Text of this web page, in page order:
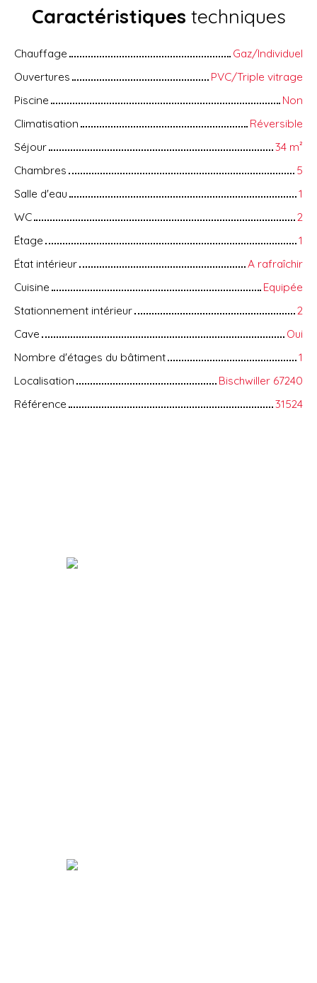
Caractéristiques techniques
Chauffage
Gaz/Individuel
Ouvertures
PVC/Triple vitrage
Piscine
Non
Climatisation
Réversible
Séjour
34 m²
Chambres
5
Salle d'eau
1
WC
2
Étage
1
État intérieur
A rafraîchir
Cuisine
Equipée
Stationnement intérieur
2
Cave
Oui
Nombre d'étages du bâtiment
1
Localisation
Bischwiller 67240
Référence
31524